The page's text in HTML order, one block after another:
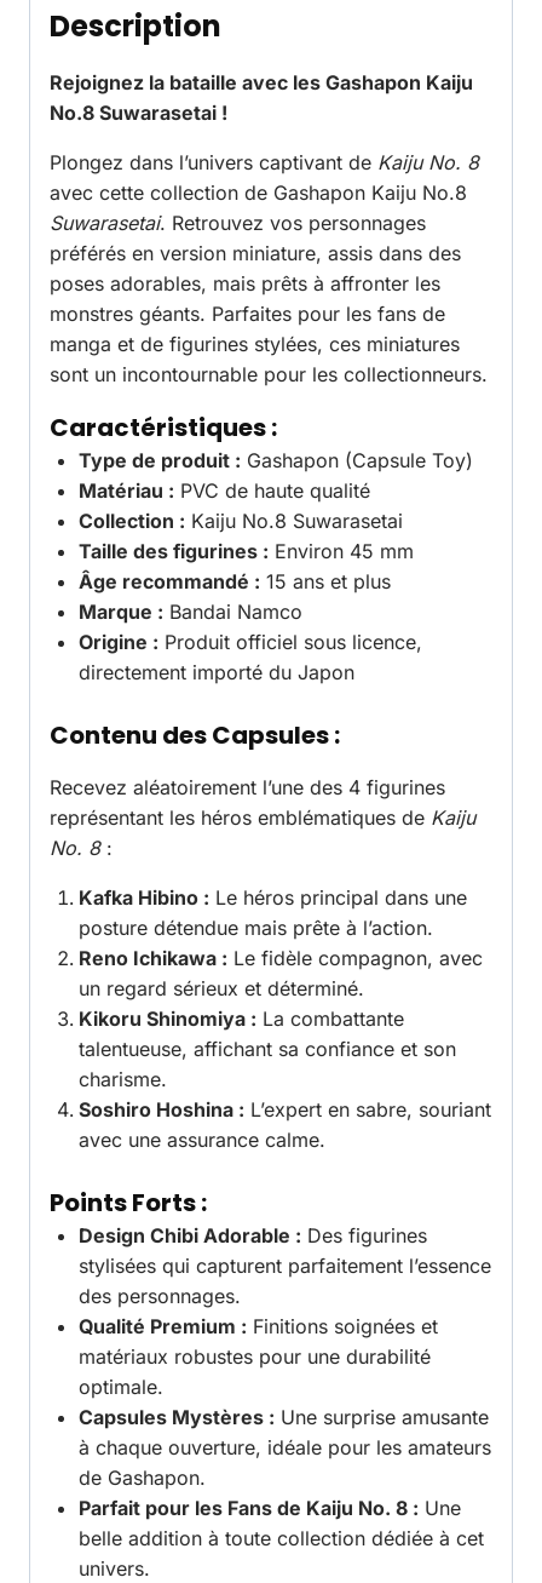
Description
Rejoignez la bataille avec les Gashapon Kaiju
No.8 Suwarasetai !
Plongez dans l’univers captivant de Kaiju No. 8
avec cette collection de Gashapon Kaiju No.8
Suwarasetai. Retrouvez vos personnages
préférés en version miniature, assis dans des
poses adorables, mais prêts à affronter les
monstres géants. Parfaites pour les fans de
manga et de figurines stylées, ces miniatures
sont un incontournable pour les collectionneurs.
Caractéristiques :
Type de produit : Gashapon (Capsule Toy)
Matériau : PVC de haute qualité
Collection : Kaiju No.8 Suwarasetai
Taille des figurines : Environ 45 mm
Âge recommandé : 15 ans et plus
Marque : Bandai Namco
Origine : Produit officiel sous licence,
directement importé du Japon
Contenu des Capsules :
Recevez aléatoirement l’une des 4 figurines
représentant les héros emblématiques de Kaiju
No. 8:
Kafka Hibino : Le héros principal dans une
posture détendue mais prête à l’action.
Reno Ichikawa : Le fidèle compagnon, avec
un regard sérieux et déterminé.
Kikoru Shinomiya : La combattante
talentueuse, affichant sa confiance et son
charisme.
Soshiro Hoshina : L’expert en sabre, souriant
avec une assurance calme.
Points Forts :
Design Chibi Adorable : Des figurines
stylisées qui capturent parfaitement l’essence
des personnages.
Qualité Premium : Finitions soignées et
matériaux robustes pour une durabilité
optimale.
Capsules Mystères : Une surprise amusante
à chaque ouverture, idéale pour les amateurs
de Gashapon.
Parfait pour les Fans de Kaiju No. 8 : Une
belle addition à toute collection dédiée à cet
univers.